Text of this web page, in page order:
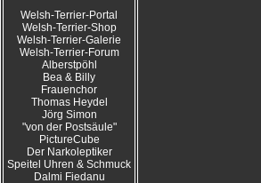
Welsh-Terrier-Portal
Welsh-Terrier-Shop
Welsh-Terrier-Galerie
Welsh-Terrier-Forum
Alberstpöhl
Bea & Billy
Frauenchor
Thomas Heydel
Jörg Simon
"von der Postsäule"
PictureCube
Der Narkoleptiker
Speitel Uhren & Schmuck
Dalmi Fiedanu